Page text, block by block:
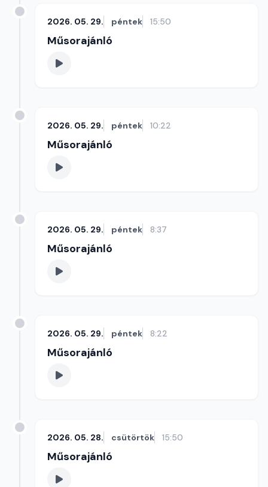
2026. 05. 29. péntek 15:50
Műsorajánló
2026. 05. 29. péntek 10:22
Műsorajánló
2026. 05. 29. péntek 8:37
Műsorajánló
2026. 05. 29. péntek 8:22
Műsorajánló
2026. 05. 28. csütörtök 15:50
Műsorajánló